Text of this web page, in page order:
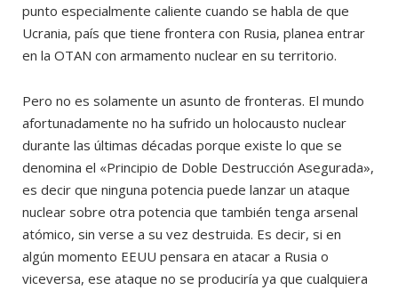
punto especialmente caliente cuando se habla de que
Ucrania, país que tiene frontera con Rusia, planea entrar
en la OTAN con armamento nuclear en su territorio.
Pero no es solamente un asunto de fronteras. El mundo
afortunadamente no ha sufrido un holocausto nuclear
durante las últimas décadas porque existe lo que se
denomina el «Principio de Doble Destrucción Asegurada»,
es decir que ninguna potencia puede lanzar un ataque
nuclear sobre otra potencia que también tenga arsenal
atómico, sin verse a su vez destruida. Es decir, si en
algún momento EEUU pensara en atacar a Rusia o
viceversa, ese ataque no se produciría ya que cualquiera